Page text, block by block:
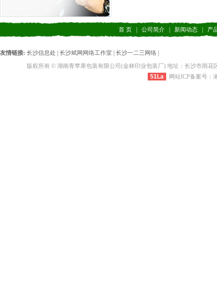
首 页| 公司简介| 新闻动态| 产
友情链接: 长沙信息处 长沙斌网网络工作室 长沙一二三网络
版权所有 © 湖南青苹果包装有限公司(金林印业包装厂) 地址：长沙市雨花
51La
网站ICP备案号：